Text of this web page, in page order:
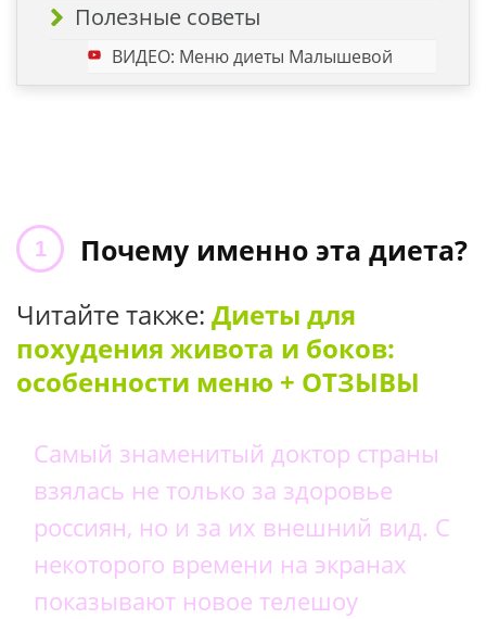
Полезные советы
ВИДЕО: Меню диеты Малышевой
Почему именно эта диета?
Читайте также: Диеты для
похудения живота и боков:
особенности меню + ОТЗЫВЫ
Самый знаменитый доктор страны
взялась не только за здоровье
россиян, но и за их внешний вид. С
некоторого времени на экранах
показывают новое телешоу